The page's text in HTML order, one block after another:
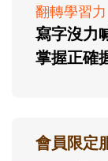
翻轉學習力
寫字沒力
掌握正確
會員限定